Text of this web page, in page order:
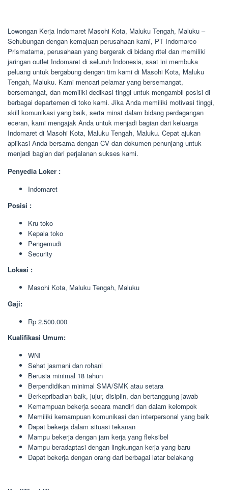
Lowongan Kerja Indomaret Masohi Kota, Maluku Tengah, Maluku –
Sehubungan dengan kemajuan perusahaan kami, PT Indomarco
Prismatama, perusahaan yang bergerak di bidang ritel dan memiliki
jaringan outlet Indomaret di seluruh Indonesia, saat ini membuka
peluang untuk bergabung dengan tim kami di Masohi Kota, Maluku
Tengah, Maluku. Kami mencari pelamar yang bersemangat,
bersemangat, dan memiliki dedikasi tinggi untuk mengambil posisi di
berbagai departemen di toko kami. Jika Anda memiliki motivasi tinggi,
skill komunikasi yang baik, serta minat dalam bidang perdagangan
eceran, kami mengajak Anda untuk menjadi bagian dari keluarga
Indomaret di Masohi Kota, Maluku Tengah, Maluku. Cepat ajukan
aplikasi Anda bersama dengan CV dan dokumen penunjang untuk
menjadi bagian dari perjalanan sukses kami.
Penyedia Loker :
Indomaret
Posisi :
Kru toko
Kepala toko
Pengemudi
Security
Lokasi :
Masohi Kota, Maluku Tengah, Maluku
Gaji:
Rp 2.500.000
Kualifikasi Umum:
WNI
Sehat jasmani dan rohani
Berusia minimal 18 tahun
Berpendidikan minimal SMA/SMK atau setara
Berkepribadian baik, jujur, disiplin, dan bertanggung jawab
Kemampuan bekerja secara mandiri dan dalam kelompok
Memiliki kemampuan komunikasi dan interpersonal yang baik
Dapat bekerja dalam situasi tekanan
Mampu bekerja dengan jam kerja yang fleksibel
Mampu beradaptasi dengan lingkungan kerja yang baru
Dapat bekerja dengan orang dari berbagai latar belakang